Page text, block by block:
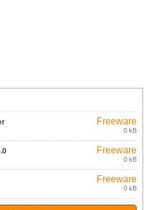
Freeware
0 kB
Freeware
0 kB
Freeware
0 kB